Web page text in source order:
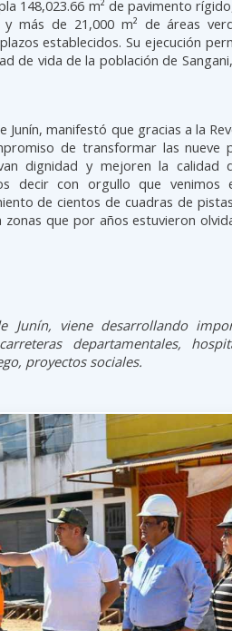
148,023.66 m² de pavimento
más de 21,000 m² de áreas
establecidos. Su ejecución
de vida de la población de
Junín, manifestó que gracias a la
de transformar las nueve
dignidad y mejoren la calidad
decir con orgullo que venimos
de cientos de cuadras de
que por años estuvieron
Junín, viene desarrollando
departamentales,
proyectos sociales.